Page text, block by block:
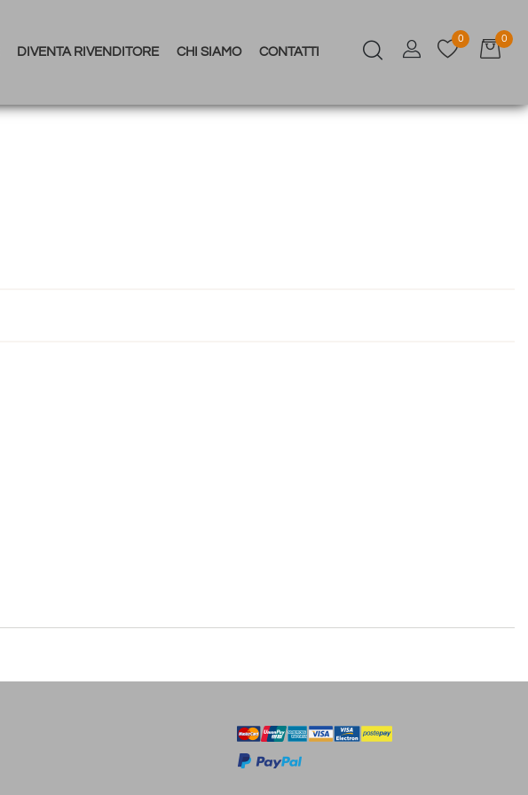
DIVENTA RIVENDITORE CHI SIAMO CONTATTI
0 0